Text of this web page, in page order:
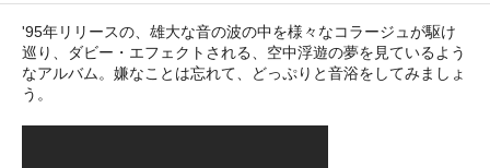
'95年リリースの、雄大な音の波の中を様々なコラージュが駆け
巡り、ダビー・エフェクトされる、空中浮遊の夢を見ているよう
なアルバム。嫌なことは忘れて、どっぷりと音浴をしてみましょ
う。